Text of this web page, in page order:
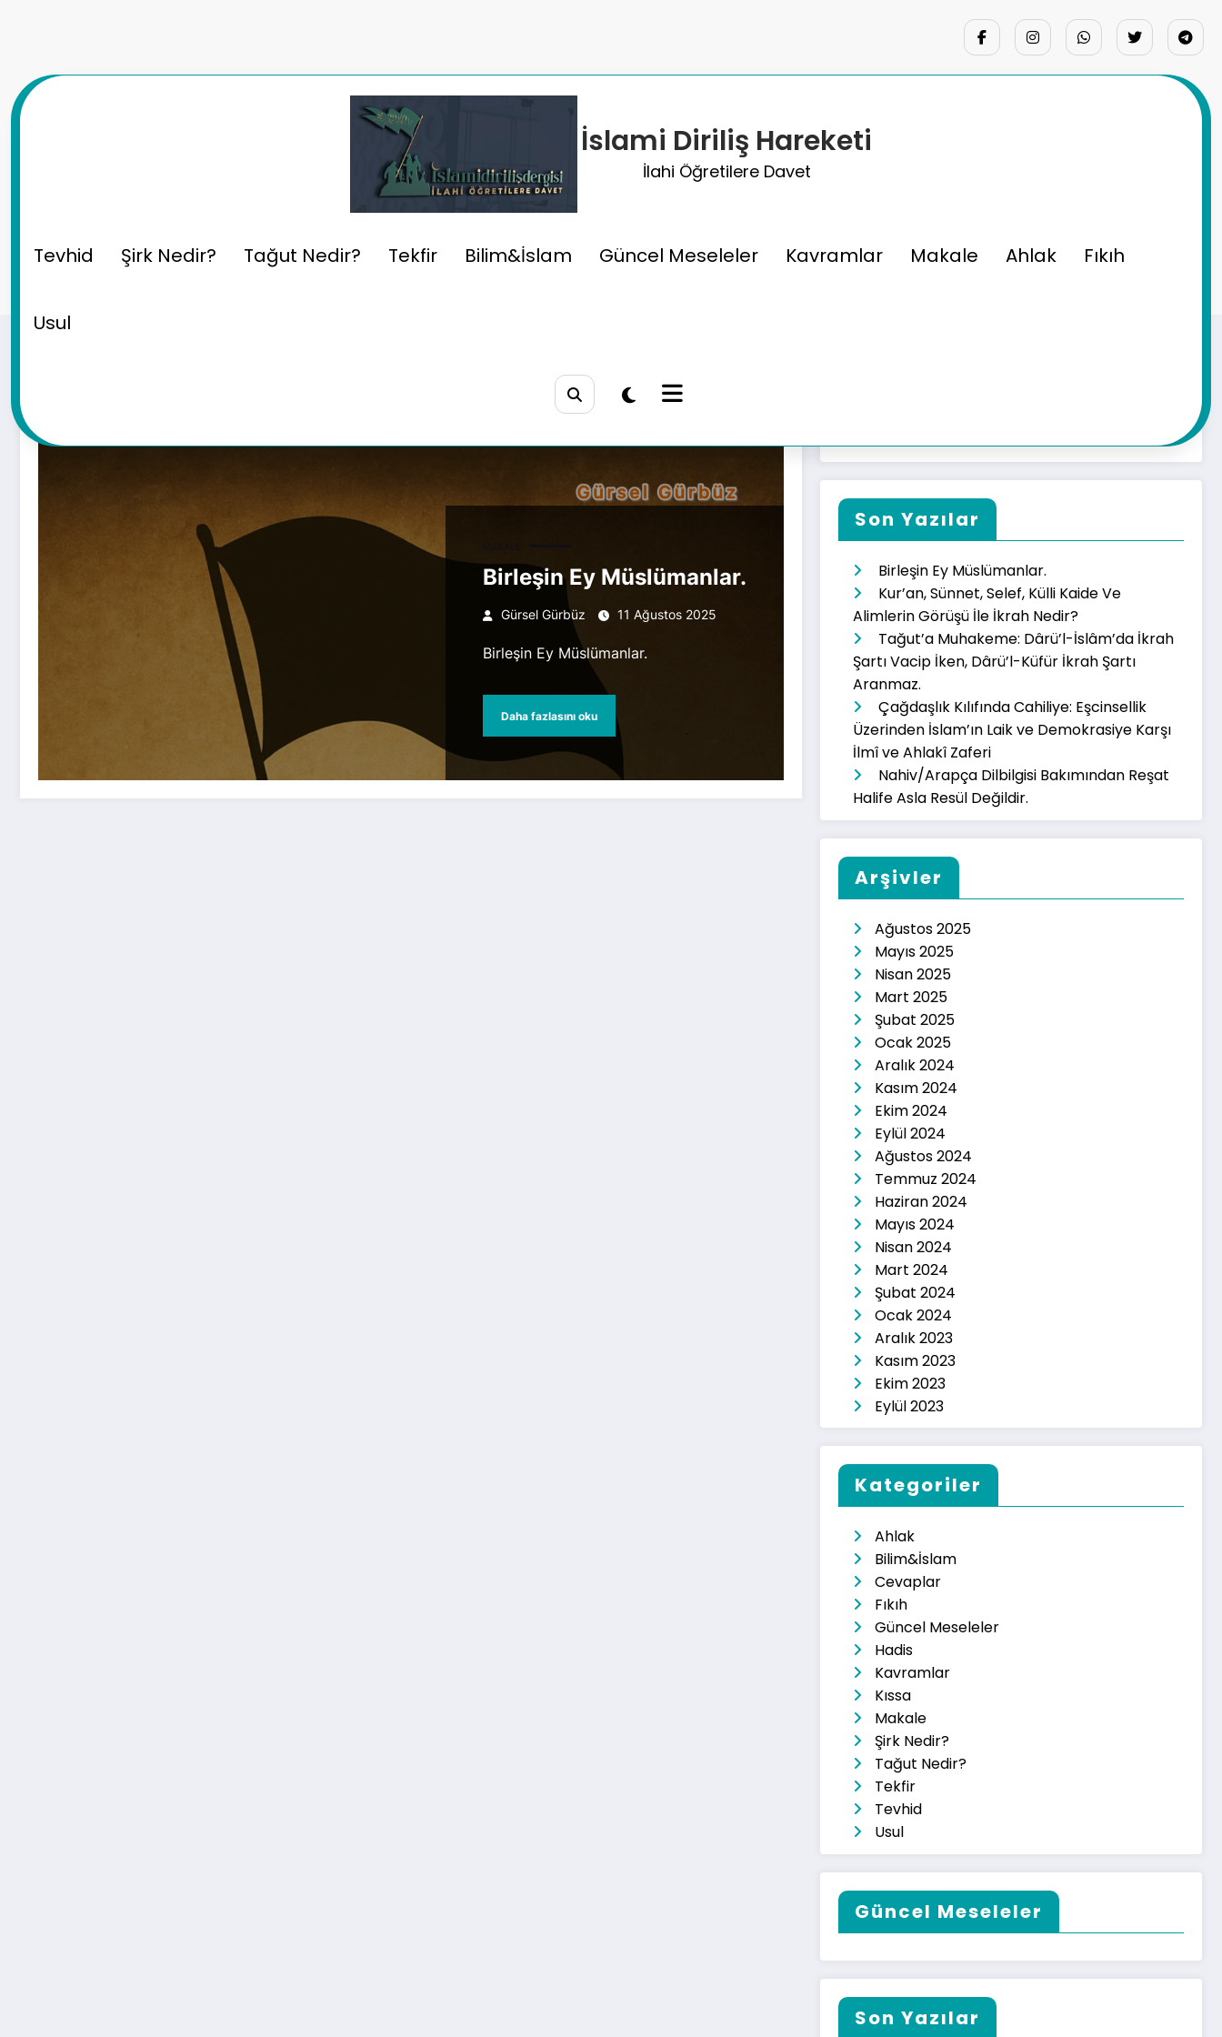
İslami Diriliş Hareketi
İlahi Öğretilere Davet
Tevhid Şirk Nedir? Tağut Nedir? Tekfir Bilim&İslam Güncel Meseleler Kavramlar Makale Ahlak Fıkıh
Usul
Month: Ağustos 2025
Birleşin Ey Müslümanlar.
Gürsel Gürbüz 11 Ağustos 2025
Birleşin Ey Müslümanlar.
Daha fazlasını oku
Son Yazılar
Birleşin Ey Müslümanlar.
Kur’an, Sünnet, Selef, Külli Kaide Ve
Alimlerin Görüşü İle İkrah Nedir?
Tağut’a Muhakeme: Dârü’l-İslâm’da İkrah
Şartı Vacip İken, Dârü’l-Küfür İkrah Şartı
Aranmaz.
Çağdaşlık Kılıfında Cahiliye: Eşcinsellik
Üzerinden İslam’ın Laik ve Demokrasiye Karşı
İlmî ve Ahlakî Zaferi
Nahiv/Arapça Dilbilgisi Bakımından Reşat
Halife Asla Resül Değildir.
Arşivler
Ağustos 2025
Mayıs 2025
Nisan 2025
Mart 2025
Şubat 2025
Ocak 2025
Aralık 2024
Kasım 2024
Ekim 2024
Eylül 2024
Ağustos 2024
Temmuz 2024
Haziran 2024
Mayıs 2024
Nisan 2024
Mart 2024
Şubat 2024
Ocak 2024
Aralık 2023
Kasım 2023
Ekim 2023
Eylül 2023
Kategoriler
Ahlak
Bilim&İslam
Cevaplar
Fıkıh
Güncel Meseleler
Hadis
Kavramlar
Kıssa
Makale
Şirk Nedir?
Tağut Nedir?
Tekfir
Tevhid
Usul
Güncel Meseleler
Son Yazılar